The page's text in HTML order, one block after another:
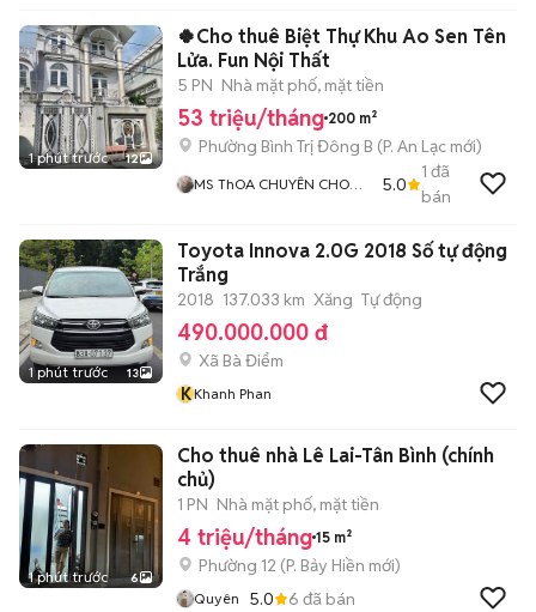
1 phút trước 12
🍀Cho thuê Biệt Thự Khu Ao Sen Tên
Lửa. Fun Nội Thất
5 PN Nhà mặt phố, mặt tiền
53 triệu/tháng 200 m²
Phường Bình Trị Đông B (P. An Lạc mới)
MS ThOA CHUYÊN CHO
5.0
1 đã
bán
1 phút trước 13
Toyota Innova 2.0G 2018 Số tự động
Trắng
2018 137.033 km Xăng Tự động
490.000.000 đ
Xã Bà Điểm
KKhanh Phan
1 phút trước 6
Cho thuê nhà Lê Lai-Tân Bình (chính
chủ)
1 PN Nhà mặt phố, mặt tiền
4 triệu/tháng 15 m²
Phường 12 (P. Bảy Hiền mới)
Quyên 5.0 6 đã bán